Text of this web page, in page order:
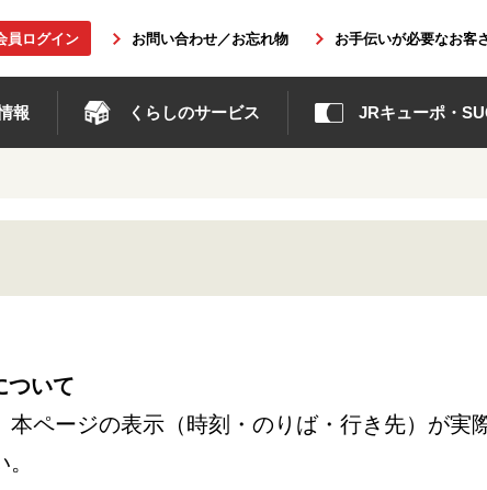
員ログイン お問い合わせ／お忘れ物 お手伝いが必要なお客
報 くらしのサービス JRキューポ・
ついて
ページの表示（時刻・のりば・行き先）が実